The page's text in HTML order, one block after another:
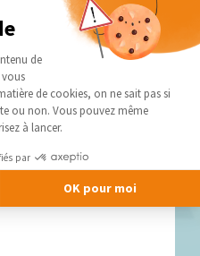
: les pièges à
astucieuse de « sous-
du
de
de cookies, on ne sait pas si
ou non. Vous pouvez même
à lancer.
par
OK pour moi